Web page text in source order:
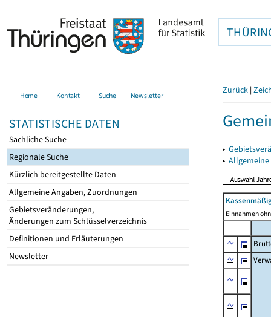
Home Kontakt Suche Newsletter
STATISTISCHE DATEN
Sachliche Suche
Regionale Suche
Kürzlich bereitgestellte Daten
Allgemeine Angaben, Zuordnungen
Gebietsveränderungen,
Änderungen zum Schlüsselverzeichnis
Definitionen und Erläuterungen
Newsletter
Zurück |
▸
▸
Einnahmen